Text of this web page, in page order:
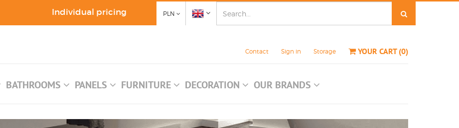
Individual pricing PLN
Contact Sign in Storage YOUR CART(0)
BATHROOMS PANELS FURNITURE DECORATION OUR BRANDS